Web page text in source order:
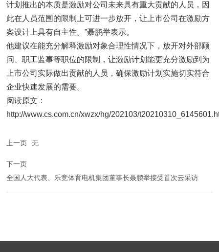
计划推出的本质是激励对公司未来具有重大贡献的人员，因
此在人员范围的限制上可进一步放开，让上市公司在激励方
案设计上具有自主性。”聂鹏举表示。
他建议在能充分解释激励对象合理性情况下，放开对外部顾
问、职工监事等职位的限制，让激励计划能更充分激励到为
上市公司实际做出贡献的人员，确保激励计划实施切实符合
企业快速发展的需要。
阅读原文：
http://www.cs.com.cn/xwzx/hg/202103/
上一页 无
下一页
全国人大代表、乐竞体育电机集团董事长聂鹏举接受首次云采访